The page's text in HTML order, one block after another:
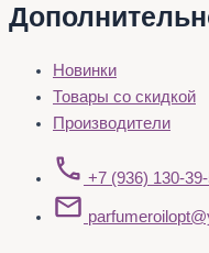
Новинки
Товары со скидкой
Производители
+7 (936) 130-